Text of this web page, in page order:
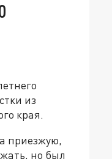
из
края.
приезжую,
но был